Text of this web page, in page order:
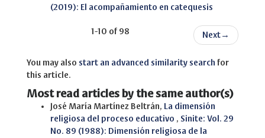
(2019): El acompañamiento en catequesis
1-10 of 98 Next →
You may also start an advanced similarity search for
this article.
Most read articles by the same author(s)
José María Martínez Beltrán, La dimensión
religiosa del proceso educativo , Sinite: Vol. 29
No. 89 (1988): Dimensión religiosa de la